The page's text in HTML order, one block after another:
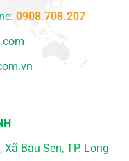
0908.708.207
Bàu Sen, TP. Long